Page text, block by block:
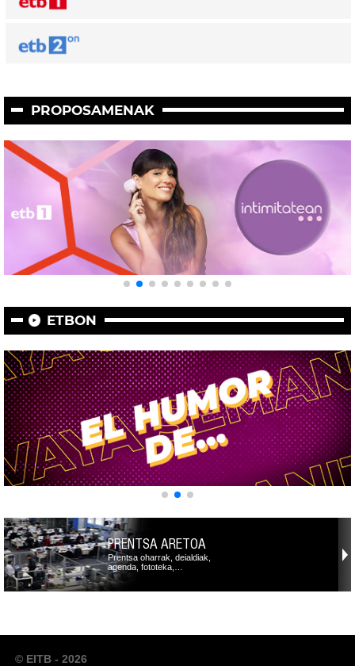
PROPOSAMENAK
ETBON
PRENTSA ARETOA
Prentsa oharrak, deialdiak,
agenda, fototeka,…
© EITB - 2026